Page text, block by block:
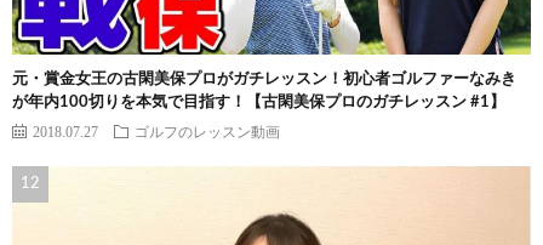
元・賞金女王の古閑美保プロがガチレッスン！初心者ゴルファーなみき
が年内100切りを本気で目指す！【古閑美保プロのガチレッスン #1】
2018.07.27 ゴルフのレッスン動画